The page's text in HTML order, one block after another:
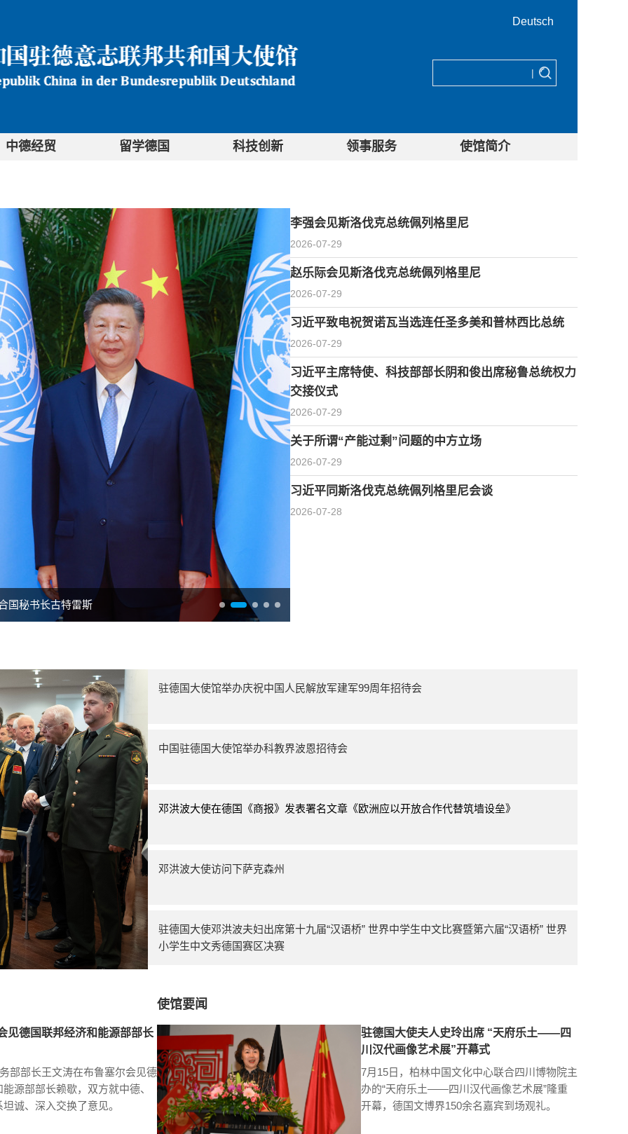
Deutsch
|
中德经贸 留学德国 科技创新 领事服务 使馆简介
国秘书长古特雷斯
李强会见斯洛伐克总统佩列格里尼
2026-07-29
赵乐际会见斯洛伐克总统佩列格里尼
2026-07-29
习近平致电祝贺诺瓦当选连任圣多美和普林西比总统
2026-07-29
习近平主席特使、科技部部长阴和俊出席秘鲁总统权力
交接仪式
2026-07-29
关于所谓“产能过剩”问题的中方立场
2026-07-29
习近平同斯洛伐克总统佩列格里尼会谈
2026-07-28
驻德国大使馆举办庆祝中国人民解放军建军99周年招待会
中国驻德国大使馆举办科教界波恩招待会
邓洪波大使在德国《商报》发表署名文章《欧洲应以开放合作代替筑墙设垒》
邓洪波大使访问下萨克森州
驻德国大使邓洪波夫妇出席第十九届“汉语桥” 世界中学生中文比赛暨第六届“汉语桥” 世界
小学生中文秀德国赛区决赛
见德国联邦经济和能源部部长
部部长王文涛在布鲁塞尔会见德
源部部长赖歇，双方就中德、
诚、深入交换了意见。
使馆要闻
驻德国大使夫人史玲出席 “天府乐土——四
川汉代画像艺术展”开幕式
7月15日，柏林中国文化中心联合四川博物院主
办的“天府乐土——四川汉代画像艺术展”隆重
开幕，德国文博界150余名嘉宾到场观礼。